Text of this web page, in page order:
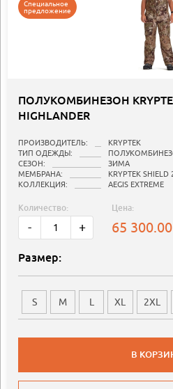
Специальное
предложение
ПОЛУКОМБИНЕЗОН KRYPTEK
HIGHLANDER
ПРОИЗВОДИТЕЛЬ:
KRYPTEK
ТИП ОДЕЖДЫ:
СЕЗОН:
ЗИМА
МЕМБРАНА:
KRYPTEK SHIELD
КОЛЛЕКЦИЯ:
AEGIS EXTREME
Количество:
- +
Цена:
65 300.00
Размер:
S M L XL 2XL
В